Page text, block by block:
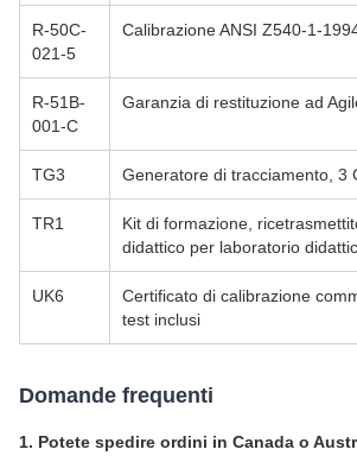
R-50C-
021-5
Calibrazione ANSI Z540-1-
R-51B-
001-C
Garanzia di restituzione ad
TG3 Generatore di tracciamento, 3
TR1
Kit di formazione,
didattico per laboratorio
UK6
Certificato di calibrazione
test inclusi
Domande frequenti
1. Potete spedire ordini in Canada o